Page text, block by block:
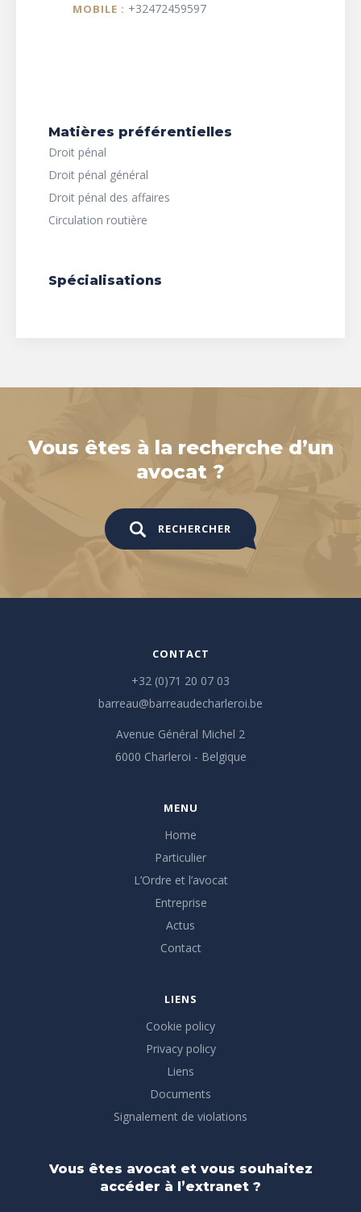
MOBILE : +32472459597
Matières préférentielles
Droit pénal
Droit pénal général
Droit pénal des affaires
Circulation routière
Spécialisations
Vous êtes à la recherche d’un
avocat ?
RECHERCHER
CONTACT
+32 (0)71 20 07 03
barreau@barreaudecharleroi.be
Avenue Général Michel 2
6000 Charleroi - Belgique
MENU
Home
Particulier
L’Ordre et l’avocat
Entreprise
Actus
Contact
LIENS
Cookie policy
Privacy policy
Liens
Documents
Signalement de violations
Vous êtes avocat et vous souhaitez
accéder à l’extranet ?